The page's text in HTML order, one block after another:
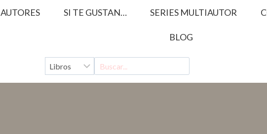
AUTORES SI TE GUSTAN… SERIES MULTIAUTOR
BLOG